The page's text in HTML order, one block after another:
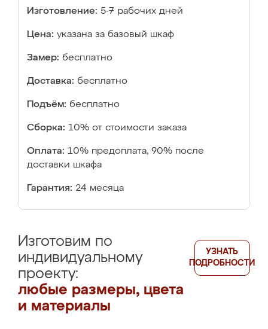
Изготовление: 5-7 рабочих дней
Цена: указана за базовый шкаф
Замер: бесплатно
Доставка: бесплатно
Подъём: бесплатно
Сборка: 10% от стоимости заказа
Оплата: 10% предоплата, 90% после
доставки шкафа
Гарантия: 24 месяца
Изготовим по
индивидуальному
проекту:
любые размеры, цвета
и материалы
УЗНАТЬ
ПОДРОБНОСТИ